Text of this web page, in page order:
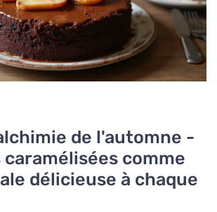
de l'automne -
caramélisées comme
délicieuse à chaque